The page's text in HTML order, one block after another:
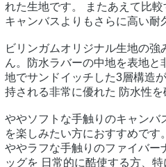
れた生地です。 またあえて比
キャンバスよりもさらに高い耐
ビリンガムオリジナル生地の
ん。防水ラバーの中地を表地と
地でサンドイッチした3層構造
持される非常に優れた 防水性を
ややソフトな手触りのキャンバ
を楽しみたい方におすすめです
ややラフな手触りのファイバー
ッグを 日常的に酷使する方、